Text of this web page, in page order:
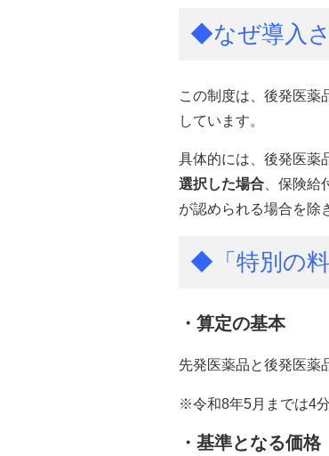
◆なぜ導入
この制度は、後発医薬
しています。
具体的には、後発医薬
選択した場合、保険給
が認められる場合を除
◆「特別の
・算定の基本
先発医薬品と後発医薬
※令和8年5月までは4
・基準となる価格